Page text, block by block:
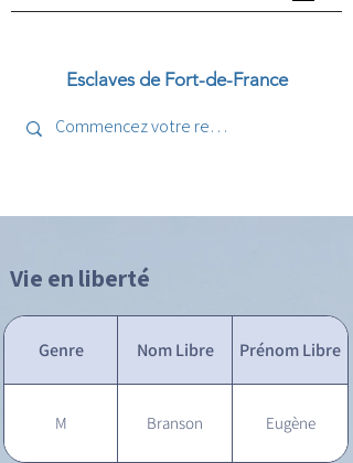
Esclaves de Fort-de-France
Vie en liberté
Genre Nom Libre Prénom Libre
M Branson Eugène